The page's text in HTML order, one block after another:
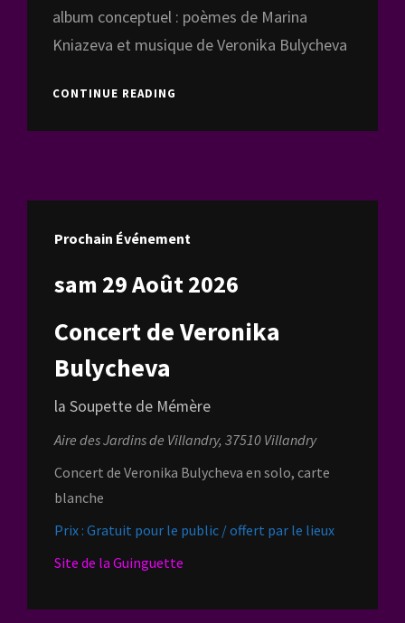
album conceptuel : poèmes de Marina
Kniazeva et musique de Veronika Bulycheva
CONTINUE READING
TOUT
Prochain Événement
sam 29 Août 2026
Concert de Veronika
Bulycheva
la Soupette de Mémère
Aire des Jardins de Villandry, 37510 Villandry
Concert de Veronika Bulycheva en solo, carte
blanche
Prix : Gratuit pour le public / offert par le lieux
Site de la Guinguette